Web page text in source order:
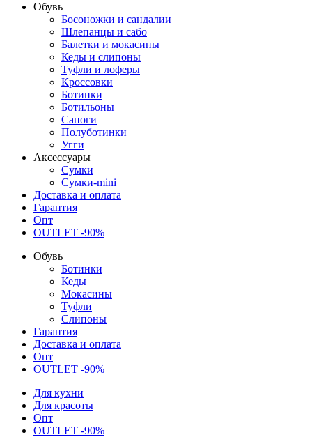
Обувь
Босоножки и сандалии
Шлепанцы и сабо
Балетки и мокасины
Кеды и слипоны
Туфли и лоферы
Кроссовки
Ботинки
Ботильоны
Сапоги
Полуботинки
Угги
Аксессуары
Сумки
Сумки-mini
Доставка и оплата
Гарантия
Опт
OUTLET -90%
Обувь
Ботинки
Кеды
Мокасины
Туфли
Слипоны
Гарантия
Доставка и оплата
Опт
OUTLET -90%
Для кухни
Для красоты
Опт
OUTLET -90%